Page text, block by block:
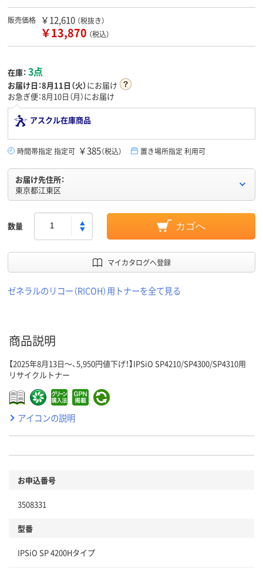
販売価格 ￥12,610 （税抜き）
￥13,870 （税込）
在庫： 3点
お届け日：8月11日（火）にお届け
お急ぎ便：8月10日（月）にお届け
アスクル在庫商品
時間帯指定 指定可 ￥385（税込） 置き場所指定 利用可
お届け先住所：
東京都江東区
数量 カゴへ
マイカタログへ登録
ゼネラルのリコー（RICOH）用トナーを全て見る
商品説明
【2025年8月13日～、5,950円値下げ！】IPSiO SP4210/SP4300/SP4310用
リサイクルトナー
アイコンの説明
お申込番号
3508331
型番
IPSiO SP 4200Hタイプ